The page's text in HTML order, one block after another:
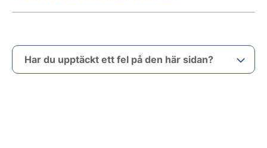
Har du upptäckt ett fel på den här sidan?